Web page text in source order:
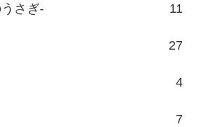
さぎ- 11
27
4
7